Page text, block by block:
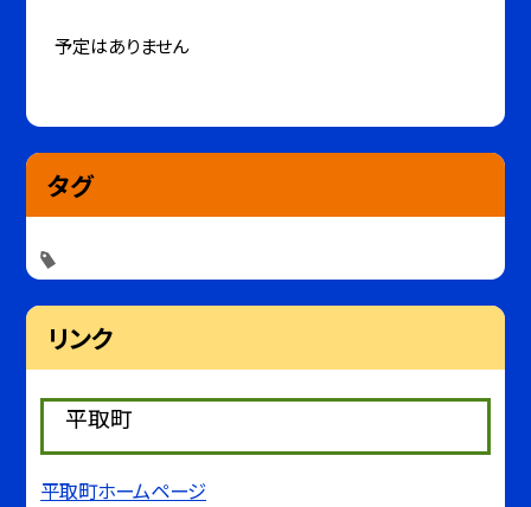
予定はありません
タグ
リンク
平取町
平取町ホームページ